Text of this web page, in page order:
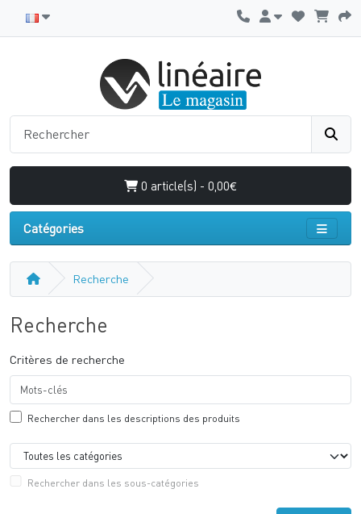
0 article(s) - 0,00€
Catégories
Recherche
Recherche
Critères de recherche
Rechercher dans les descriptions des produits
Rechercher dans les sous-catégories